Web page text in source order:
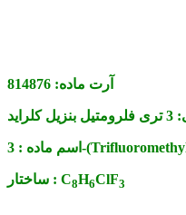
آرت ماده: 814876
3 تری فلرومتیل بنزیل کلراید
اسم ماده : 3-
ساختار : C8H6ClF3